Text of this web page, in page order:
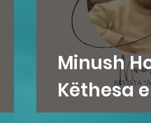
Minush
Këthesa
zemres